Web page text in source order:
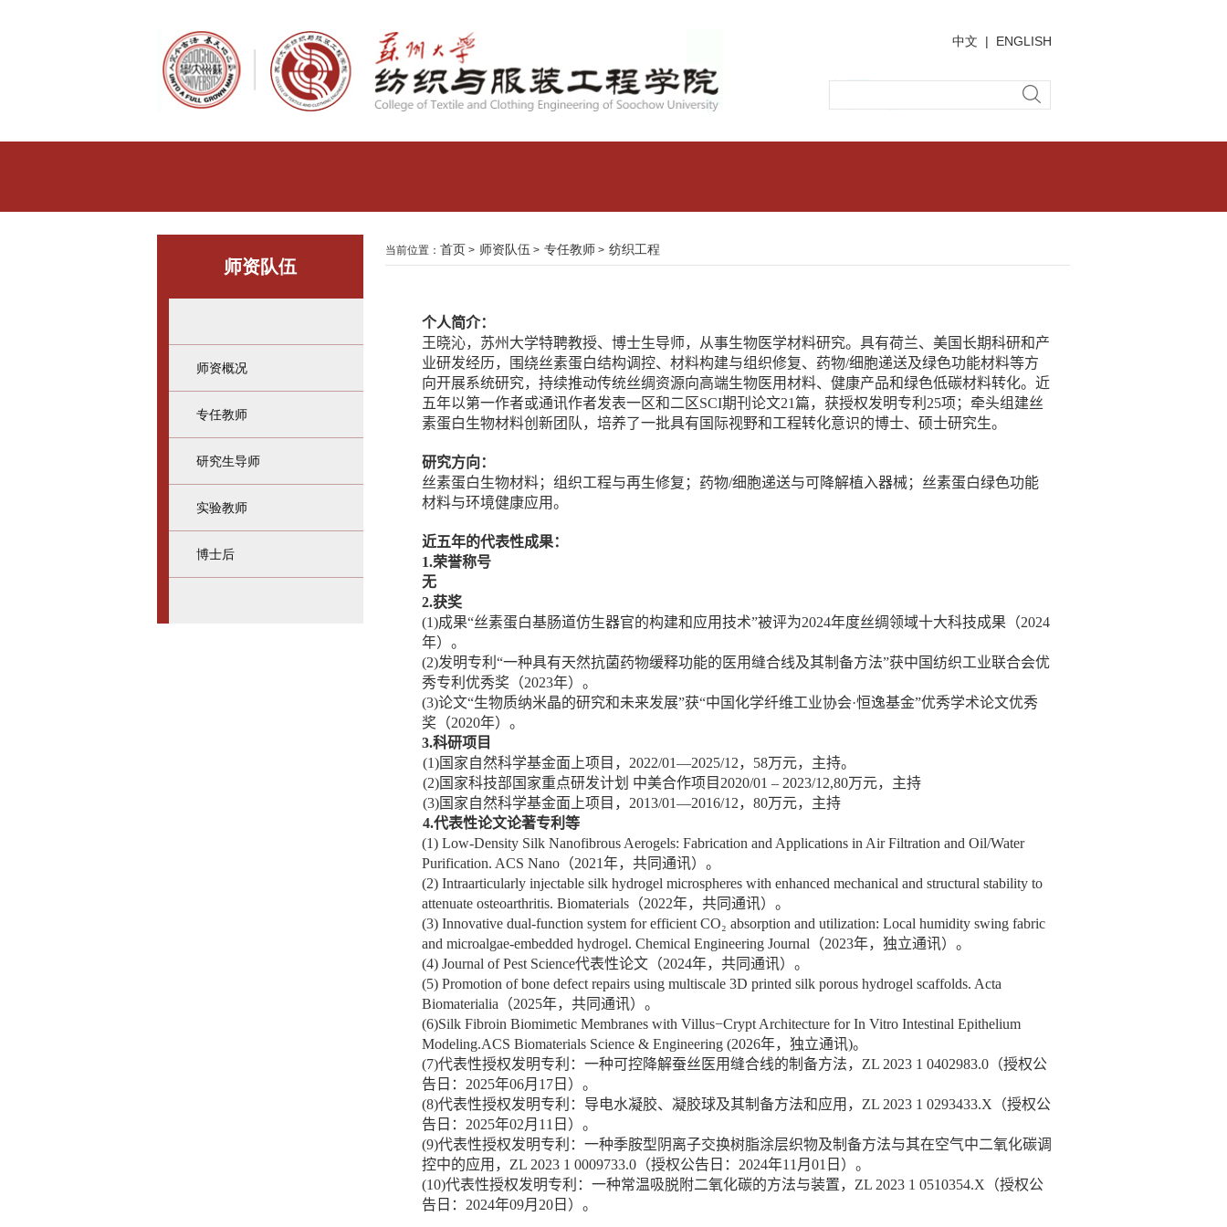
中文 | ENGLISH
师资队伍
师资概况
专任教师
研究生导师
实验教师
博士后
当前位置： 首页 > 师资队伍 > 专任教师 > 纺织工程
个人简介：
王晓沁，苏州大学特聘教授、博士生导师，从事生物医学材料研究。具有荷兰、美国长期科研和产
业研发经历，围绕丝素蛋白结构调控、材料构建与组织修复、药物/细胞递送及绿色功能材料等方
向开展系统研究，持续推动传统丝绸资源向高端生物医用材料、健康产品和绿色低碳材料转化。近
五年以第一作者或通讯作者发表一区和二区SCI期刊论文21篇，获授权发明专利 25项；牵头组建丝
素蛋白生物材料创新团队，培养了一批具有国际视野和工程转化意识的博士、硕士研究生。
研究方向：
丝素蛋白生物材料；组织工程与再生修复；药物/细胞递送与可降解植入器械；丝素蛋白绿色功能
材料与环境健康应用。
近五年的代表性成果：
1.荣誉称号
无
2.获奖
(1)成果“丝素蛋白基肠道仿生器官的构建和应用技术”被评为2024年度丝绸领域十大科技成果（2024
年）。
(2)发明专利“一种具有天然抗菌药物缓释功能的医用缝合线及其制备方法”获中国纺织工业联合会优
秀专利优秀奖（2023年）。
(3)论文“生物质纳米晶的研究和未来发展”获“中国化学纤维工业协会·恒逸基金”优秀学术论文优秀
奖（2020年）。
3.科研项目
(1)国家自然科学基金面上项目， 2022/01—2025/12， 58万元，主持。
(2)国家科技部国家重点研发计划 中美合作项目 2020/01 – 2023/12,80万元，主持
(3)国家自然科学基金面上项目， 2013/01—2016/12， 80万元，主持
4.代表性论文论著专利等
(1) Low-Density Silk Nanofibrous Aerogels: Fabrication and Applications in Air Filtration and Oil/Water
Purification. ACS Nano （2021年，共同通讯）。
(2) Intraarticularly injectable silk hydrogel microspheres with enhanced mechanical and structural stability to
attenuate osteoarthritis. Biomaterials （2022年，共同通讯）。
(3) Innovative dual-function system for efficient CO₂ absorption and utilization: Local humidity swing fabric
and microalgae-embedded hydrogel. Chemical Engineering Journal （2023年，独立通讯）。
(4) Journal of Pest Science代表性论文（2024年，共同通讯）。
(5) Promotion of bone defect repairs using multiscale 3D printed silk porous hydrogel scaffolds. Acta
Biomaterialia （2025年，共同通讯）。
(6)Silk Fibroin Biomimetic Membranes with Villus−Crypt Architecture for In Vitro Intestinal Epithelium
Modeling.ACS Biomaterials Science & Engineering (2026年，独立通讯)。
(7)代表性授权发明专利：一种可控降解蚕丝医用缝合线的制备方法， ZL 2023 1 0402983.0 （授权公
告日： 2025年06月 17 日）。
(8)代表性授权发明专利：导电水凝胶、凝胶球及其制备方法和应用， ZL 2023 1 0293433.X （授权公
告日： 2025年02月 11 日）。
(9)代表性授权发明专利：一种季胺型阴离子交换树脂涂层织物及制备方法与其在空气中二氧化碳调
控中的应用， ZL 2023 1 0009733.0 （授权公告日： 2024年11 月 01 日）。
(10)代表性授权发明专利：一种常温吸脱附二氧化碳的方法与装置， ZL 2023 1 0510354.X （授权公
告日： 2024年09月 20 日）。